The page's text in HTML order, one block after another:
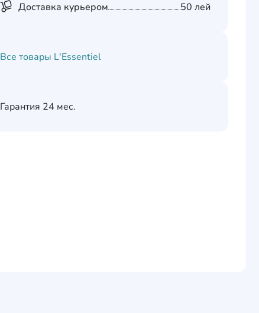
Доставка курьером 50 лей
Все товары L'Essentiel
Гарантия 24 мес.